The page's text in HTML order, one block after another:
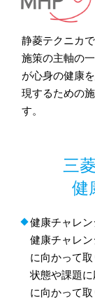
静菱テクニカ
施策の主軸の
が心身の健康
現するための
す。
三
健
健康チャレ
健康チャレ
に向かって
状態や課題
に向かって